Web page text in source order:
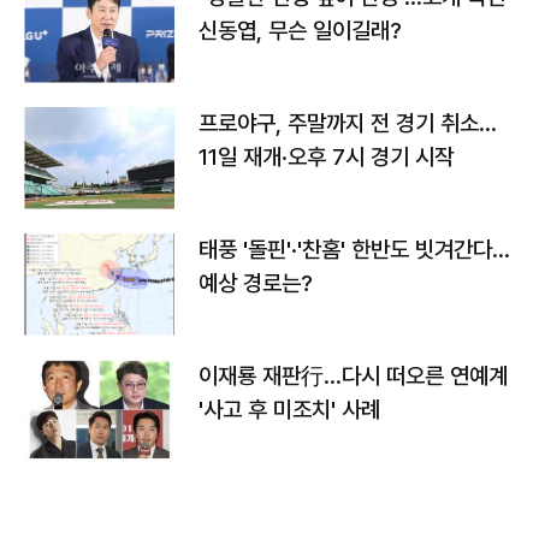
신동엽, 무슨 일이길래?
프로야구, 주말까지 전 경기 취소…
11일 재개·오후 7시 경기 시작
태풍 '돌핀'·'찬홈' 한반도 빗겨간다…
예상 경로는?
이재룡 재판行…다시 떠오른 연예계
'사고 후 미조치' 사례